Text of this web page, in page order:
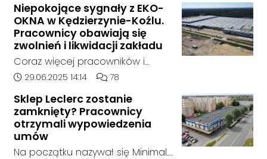
w sobotnie przedpołudnie
dosłownie pękała w szwach. Na
wyjątkowy zjazd absolwentów z
okazji jubileuszu 80-lecia szkoły
przyjechali ludzie z różnych
zakątków Polski i świata. W tym
roku zarejestrowało się ponad
1000 uczestników. To największy
zjazd w historii placówki.
Niepokojące sygnały z EKO-
OKNA w Kędzierzynie-Koźlu.
Pracownicy obawiają się
zwolnień i likwidacji zakładu
Coraz więcej pracowników i
mieszkańców zgłasza się do
niepokojącej sytuacji w zakładzie
EKO-OKNA w Kędzierzynie-Koźlu.
Jak wynika z ich relacji, firma
miała w ostatnich tygodniach
Data dodania artykułu:
29.06.2025 14:14 Liczba komentarzy artykułu:
78
Sklep Leclerc zostanie
zamknięty? Pracownicy
otrzymali wypowiedzenia
umów
Na początku nazywał się Minimal.